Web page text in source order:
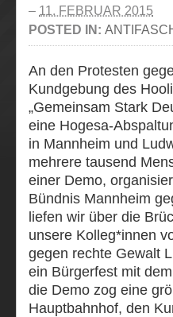
– 11. FEBRUAR 2015
POSTED IN:
An den Protesten
Kundgebung des
„Gemeinsam Stark
eine Hogesa-
in Mannheim und
mehrere tausend
einer Demo,
Bündnis Mannheim
liefen wir über die
unsere Kolleg*innen
gegen rechte Gewalt
ein Bürgerfest mit
die Demo zog eine
Hauptbahnhof, den